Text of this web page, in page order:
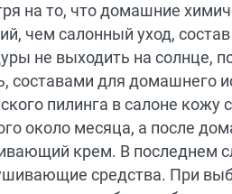
на то, что домашние
чем салонный уход,
не выходить на солнце,
составами для домашнего
пилинга в салоне кожу
около месяца, а после
крем. В последнем
средства. При